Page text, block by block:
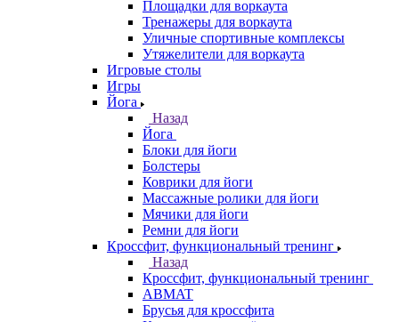
Площадки для воркаута
Тренажеры для воркаута
Уличные спортивные комплексы
Утяжелители для воркаута
Игровые столы
Игры
Йога
Назад
Йога
Блоки для йоги
Болстеры
Коврики для йоги
Массажные ролики для йоги
Мячики для йоги
Ремни для йоги
Кроссфит, функциональный тренинг
Назад
Кроссфит, функциональный тренинг
ABMAT
Брусья для кроссфита